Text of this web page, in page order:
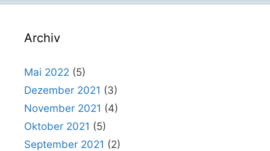
Archiv
Mai 2022 (5)
Dezember 2021 (3)
November 2021 (4)
Oktober 2021 (5)
September 2021 (2)